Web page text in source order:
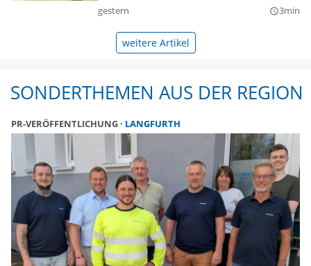
gestern query_builder3min
weitere Artikel
SONDERTHEMEN AUS DER REGION
PR-VERÖFFENTLICHUNG LANGFURTH